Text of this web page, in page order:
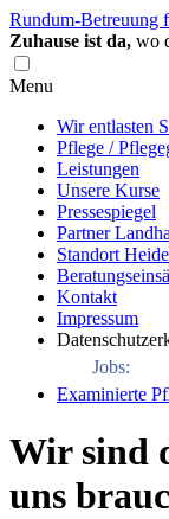
Rundum-Betreuung
Zuhause ist da, wo
Menu
Wir entlasten
Pflege /
Leistungen
Unsere Kurse
Pressespiegel
Partner
Standort
Kontakt
Impressum
Jobs:
Examinierte
Wir sind
uns